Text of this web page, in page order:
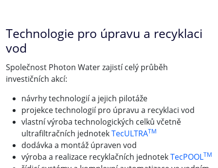
Technologie pro úpravu a recyklaci
vod
Společnost Photon Water zajistí celý průběh
investičních akcí:
návrhy technologií a jejich pilotáže
projekce technologií pro úpravu a recyklaci vod
vlastní výroba technologických celků včetně
ultrafiltračních jednotekTecULTRATM
dodávka a montáž úpraven vod
výroba a realizace recyklačních jednotekTecPOOLTM